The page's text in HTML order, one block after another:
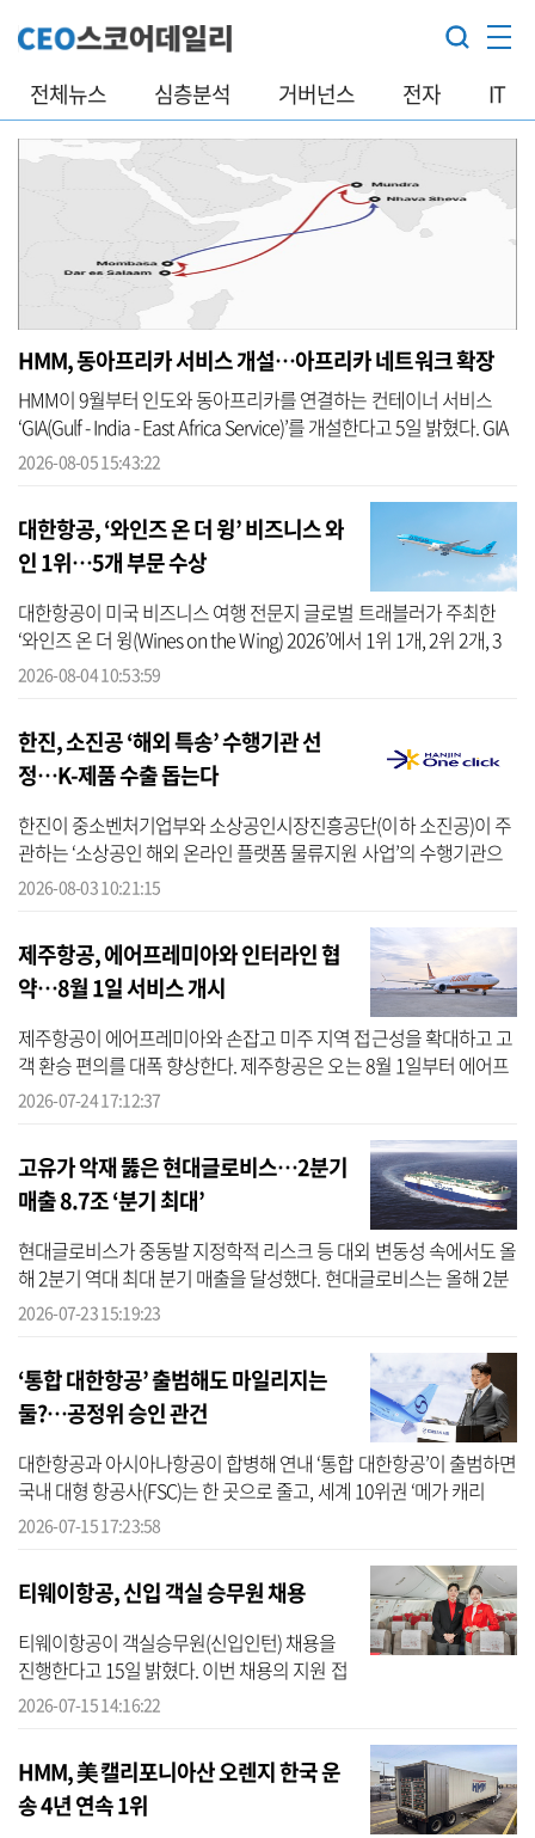
전체뉴스 심층분석 거버넌스 전자 IT
HMM, 동아프리카 서비스 개설…아프리카 네트워크 확장
HMM이 9월부터 인도와 동아프리카를 연결하는 컨테이너 서비스
‘GIA(Gulf - India - East Africa Service)’를 개설한다고 5일 밝혔다. GIA
서비스는 최원혁 사장 부임 이후 추진 중인 컨테이너 부문 ‘허브 앤 ...
2026-08-05 15:43:22
대한항공, ‘와인즈 온 더 윙’ 비즈니스 와
인 1위…5개 부문 수상
대한항공이 미국 비즈니스 여행 전문지 글로벌 트래블러가 주최한
‘와인즈 온 더 윙(Wines on the Wing) 2026’에서 1위 1개, 2위 2개, 3
위 2개 등 5개 부문을 수상했다고 4일 밝혔다. 시상식은 현지시간 기
2026-08-04 10:53:59
한진, 소진공 ‘해외 특송’ 수행기관 선
정…K-제품 수출 돕는다
한진이 중소벤처기업부와 소상공인시장진흥공단(이하 소진공)이 주
관하는 ‘소상공인 해외 온라인 플랫폼 물류지원 사업’의 수행기관으
로 선정됐다고 3일 밝혔다. 이에 따라 해외 수출 물류에 어려움을 느
2026-08-03 10:21:15
제주항공, 에어프레미아와 인터라인 협
약…8월 1일 서비스 개시
제주항공이 에어프레미아와 손잡고 미주 지역 접근성을 확대하고 고
객 환승 편의를 대폭 향상한다. 제주항공은 오는 8월 1일부터 에어프
레미아와의 인터라인(Interline) 연계 서비스를 본격 시행한다고 24일
2026-07-24 17:12:37
고유가 악재 뚫은 현대글로비스…2분기
매출 8.7조 ‘분기 최대’
현대글로비스가 중동발 지정학적 리스크 등 대외 변동성 속에서도 올
해 2분기 역대 최대 분기 매출을 달성했다. 현대글로비스는 올해 2분
기 매출액 8조7054억원을 기록했다고 23일 공시했다. 지난해 같은
2026-07-23 15:19:23
‘통합 대한항공’ 출범해도 마일리지는
둘?…공정위 승인 관건
대한항공과 아시아나항공이 합병해 연내 ‘통합 대한항공’이 출범하면
국내 대형 항공사(FSC)는 한 곳으로 줄고, 세계 10위권 ‘메가 캐리
어’가 탄생한다. 그러나 두 회사의 마일리지인 스카이패스와 구(舊) 아
2026-07-15 17:23:58
티웨이항공, 신입 객실 승무원 채용
티웨이항공이 객실승무원(신입인턴) 채용을
진행한다고 15일 밝혔다. 이번 채용의 지원 접
수는 오는 24일 오후 2시까지 티웨이항공 공식
2026-07-15 14:16:22
HMM, 美 캘리포니아산 오렌지 한국 운
송 4년 연속 1위